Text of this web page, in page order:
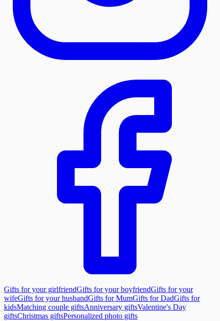
Gifts for your girlfriendGifts for your boyfriendGifts for your
wifeGifts for your husbandGifts for MumGifts for DadGifts for
kidsMatching couple giftsAnniversary giftsValentine's Day
giftsChristmas giftsPersonalized photo gifts